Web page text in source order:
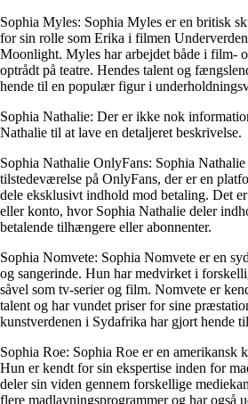
Sophia Myles: Sophia Myles er en britisk
for sin rolle som Erika i filmen
Moonlight. Myles har arbejdet både i film-
optrådt på teatre. Hendes talent og
hende til en populær figur i
Sophia Nathalie: Der er ikke nok
Nathalie til at lave en detaljeret beskrivelse.
Sophia Nathalie OnlyFans: Sophia
tilstedeværelse på OnlyFans, der er en
dele eksklusivt indhold mod betaling. Det
eller konto, hvor Sophia Nathalie deler
betalende tilhængere eller abonnenter.
Sophia Nomvete: Sophia Nomvete er en
og sangerinde. Hun har medvirket i
såvel som tv-serier og film. Nomvete er
talent og har vundet priser for sine
kunstverdenen i Sydafrika har gjort hende
Sophia Roe: Sophia Roe er en
Hun er kendt for sin ekspertise inden for
deler sin viden gennem forskellige
flere madlavningsprogrammer og har også